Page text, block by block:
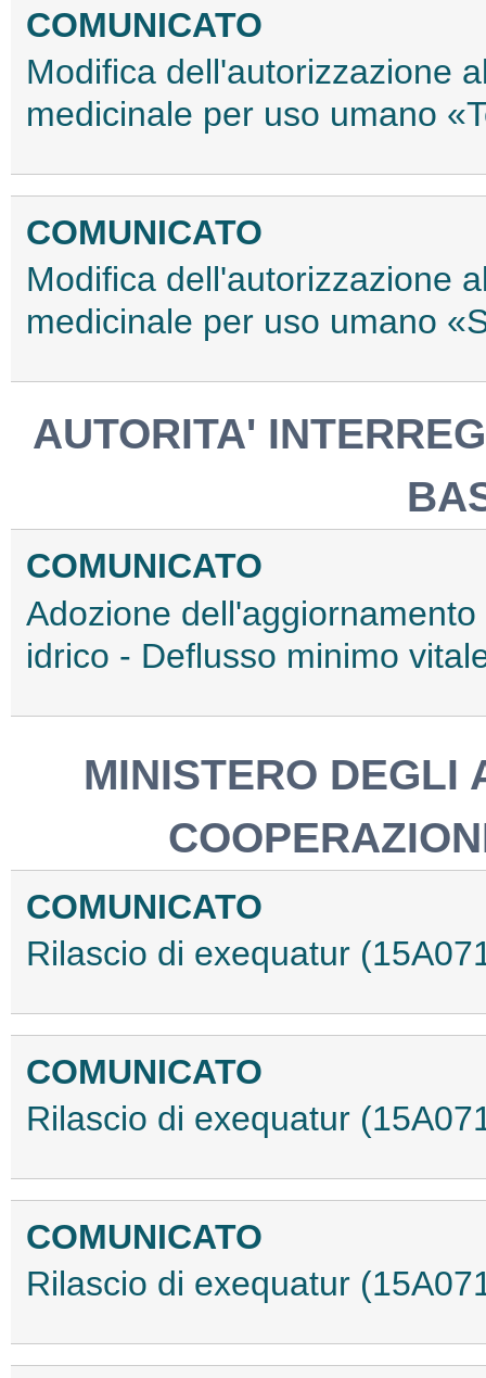
COMUNICATO
Modifica dell'autorizzazione
medicinale per uso umano
COMUNICATO
Modifica dell'autorizzazione
medicinale per uso umano
AUTORITA'
COMUNICATO
Adozione
idrico - Deflusso minimo
MINISTERO DEGLI
COMUNICATO
Rilascio di exequatur
COMUNICATO
Rilascio di exequatur
COMUNICATO
Rilascio di exequatur